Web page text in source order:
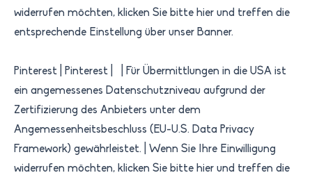
widerrufen möchten, klicken Sie bitte hier und treffen die
entsprechende Einstellung über unser Banner.
Pinterest | Pinterest | | Für Übermittlungen in die USA ist
ein angemessenes Datenschutzniveau aufgrund der
Zertifizierung des Anbieters unter dem
Angemessenheitsbeschluss (EU-U.S. Data Privacy
Framework) gewährleistet. | Wenn Sie Ihre Einwilligung
widerrufen möchten, klicken Sie bitte hier und treffen die